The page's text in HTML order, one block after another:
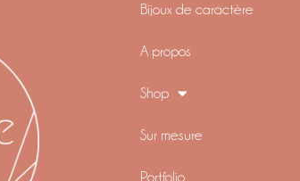
Bijoux de caractère
A propos
Shop
Sur mesure
Portfolio